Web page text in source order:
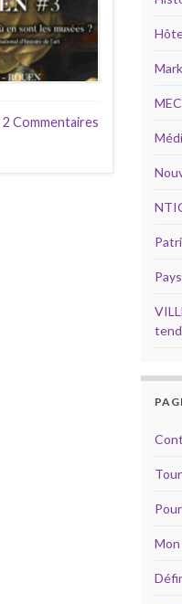
2 Commentaires